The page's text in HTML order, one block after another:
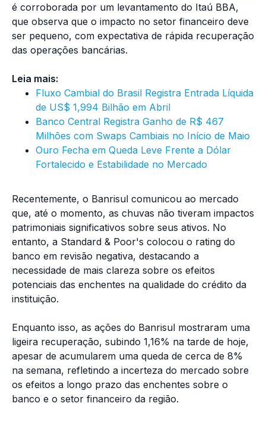
é corroborada por um levantamento do Itaú BBA,
que observa que o impacto no setor financeiro deve
ser pequeno, com expectativa de rápida recuperação
das operações bancárias.
Leia mais:
Fluxo Cambial do Brasil Registra Entrada Líquida
de US$ 1,994 Bilhão em Abril
Banco Central Registra Ganho de R$ 467
Milhões com Swaps Cambiais no Início de Maio
Ouro Fecha em Queda Leve Frente a Dólar
Fortalecido e Estabilidade no Mercado
Recentemente, o Banrisul comunicou ao mercado
que, até o momento, as chuvas não tiveram impactos
patrimoniais significativos sobre seus ativos. No
entanto, a Standard & Poor's colocou o rating do
banco em revisão negativa, destacando a
necessidade de mais clareza sobre os efeitos
potenciais das enchentes na qualidade do crédito da
instituição.
Enquanto isso, as ações do Banrisul mostraram uma
ligeira recuperação, subindo 1,16% na tarde de hoje,
apesar de acumularem uma queda de cerca de 8%
na semana, refletindo a incerteza do mercado sobre
os efeitos a longo prazo das enchentes sobre o
banco e o setor financeiro da região.